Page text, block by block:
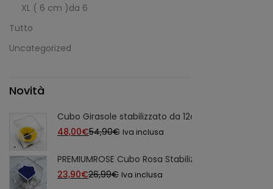
XL ( 6 cm )da 6
Tutto
Uncategorized
Novità
Cubo Girasole stabilizzato da 12cm, Cubo con
48,00€Il
attuale
è:
54,90€ Il
originale
era:
Iva inclusa
PREMIUMROSE Cubo Rosa Stabilizzata Blu
23,90€Il
26,99€ IlIva inclusa